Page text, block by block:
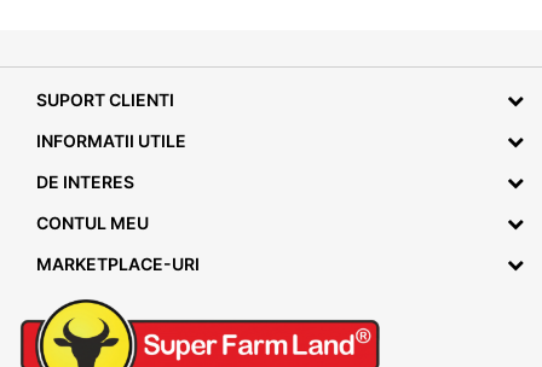
SUPORT CLIENTI
INFORMATII UTILE
DE INTERES
CONTUL MEU
MARKETPLACE-URI